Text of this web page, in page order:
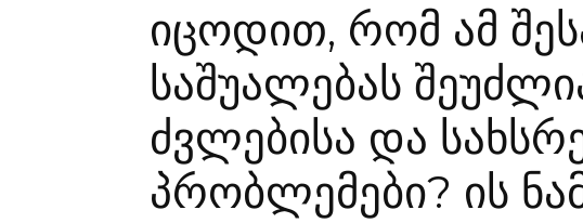
იცოდით, რომ ამ
საშუალებას
ძვლებისა და
პრობლემები? ის